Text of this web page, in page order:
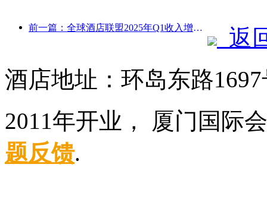
前一篇：全球酒店联盟2025年Q1收入增长15%
返
酒店地址：环岛东路
2011年开业， 厦门国
题反馈.